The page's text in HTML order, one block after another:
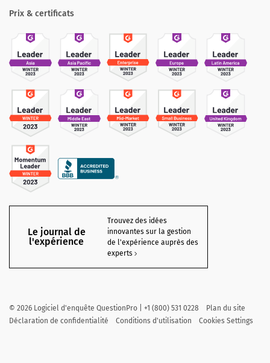
Prix & certificats
Le journal de
l'expérience
Trouvez des idées
innovantes sur la gestion
de l'expérience auprès des
experts
© 2026 Logiciel d'enquête QuestionPro | +1 (800) 531 0228
Plan du site
Déclaration de confidentialité
Conditions d'utilisation Cookies Settings